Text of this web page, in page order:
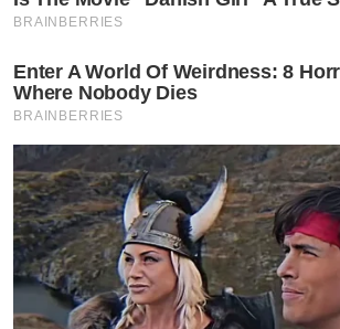
BRAINBERRIES
Enter A World Of Weirdness: 8
Where Nobody Dies
BRAINBERRIES